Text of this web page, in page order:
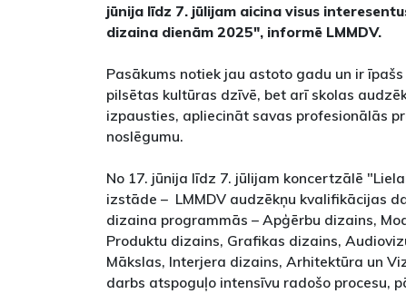
jūnija līdz 7. jūlijam aicina visus
dizaina dienām 2025", informē LMMDV.
Pasākums notiek jau astoto gadu un ir
pilsētas kultūras dzīvē, bet arī skolas
izpausties, apliecināt savas profesionālās
noslēgumu.
No 17. jūnija līdz 7. jūlijam koncertzālē
izstāde – LMMDV audzēkņu kvalifikācijas
dizaina programmās – Apģērbu dizains,
Produktu dizains, Grafikas dizains,
Mākslas, Interjera dizains, Arhitektūra un
darbs atspoguļo intensīvu radošo procesu,